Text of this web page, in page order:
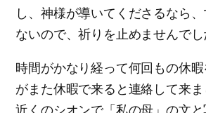
し、神様が導いてくださるなら
ないので、祈りを止めませんでし
時間がかなり経って何回もの休
がまた休暇で来ると連絡して来
近くのシオンで「私の母」の文